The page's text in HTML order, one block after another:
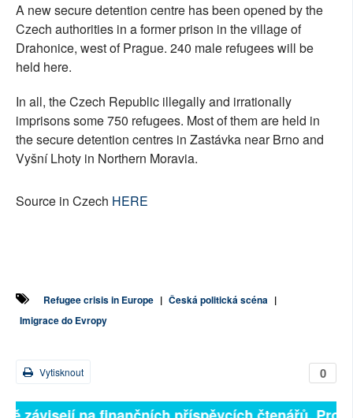
PLNÁ VERZE STRÁNEK
A new secure detention centre has been opened by the
Czech authorities in a former prison in the village of
Drahonice, west of Prague. 240 male refugees will be
held here.
In all, the Czech Republic illegally and irrationally
imprisons some 750 refugees. Most of them are held in
the secure detention centres in Zastávka near Brno and
Vyšní Lhoty in Northern Moravia.
Source in Czech HERE
Refugee crisis in Europe | Česká politická scéna |
Imigrace do Evropy
0
Vytisknout